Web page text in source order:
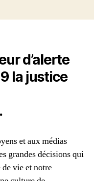
d’alerte
la justice
et aux médias
grandes décisions qui
vie et notre